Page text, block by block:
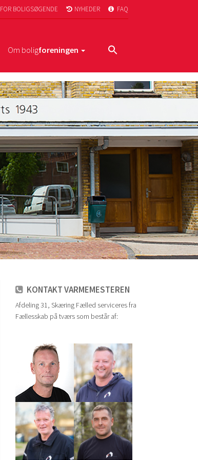
FOR BOLIGSØGENDE  NYHEDER  FAQ
Om boligforeningen
KONTAKT VARMEMESTEREN
Afdeling 31, Skæring Fælled serviceres fra
Fællesskab på tværs som består af: